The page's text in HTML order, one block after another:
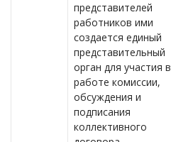
представителей
работников ими
создается единый
представительный
орган для участия в
работе комиссии,
обсуждения и
подписания
коллективного